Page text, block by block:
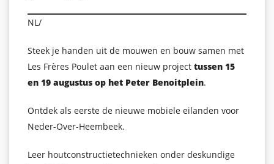
NL/
Steek je handen uit de mouwen en bouw samen met
Les Frères Poulet aan een nieuw project tussen 15
en 19 augustus op het Peter Benoitplein.
Ontdek als eerste de nieuwe mobiele eilanden voor
Neder-Over-Heembeek.
Leer houtconstructietechnieken onder deskundige